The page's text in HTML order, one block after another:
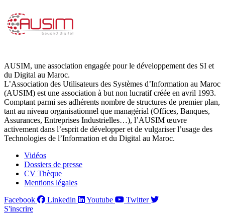
AUSIM, une association engagée pour le développement des SI et
du Digital au Maroc.
L’Association des Utilisateurs des Systèmes d’Information au Maroc
(AUSIM) est une association à but non lucratif créée en avril 1993.
Comptant parmi ses adhérents nombre de structures de premier plan,
tant au niveau organisationnel que managérial (Offices, Banques,
Assurances, Entreprises Industrielles…), l’AUSIM œuvre
activement dans l’esprit de développer et de vulgariser l’usage des
Technologies de l’Information et du Digital au Maroc.
Vidéos
Dossiers de presse
CV Thèque
Mentions légales
Facebook
Linkedin Youtube
Twitter
S'inscrire